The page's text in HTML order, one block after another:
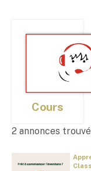
Cours
2 annonces